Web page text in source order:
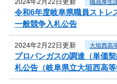
職員厚生
令和6年度岐阜県職員ストレ
一般競争入札公告
2024年2月22日更新 大垣西高
プロパンガスの調達（単価
札公告（岐阜県立大垣西高等